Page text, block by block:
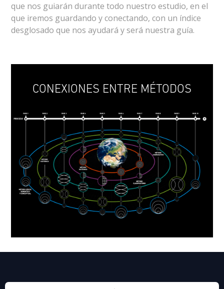
que nos guiarán durante todo nuestro estudio, en el
que iremos guardando y conectando, con un índice
desglosado que nos ayudará y será nuestra guía.
CONEXIONES ENTRE MÉTODOS